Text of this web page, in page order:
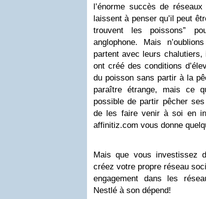
l’énorme succès de
laissent à penser qu’il peut
trouvent les poissons”
anglophone. Mais
partent avec leurs
ont créé des conditions
du poisson sans partir à la
paraître étrange, mais ce
possible de partir pêcher
de les faire venir à soi en
affinitiz.com vous donne
Mais que vous investissez
créez votre propre réseau
engagement dans les
Nestlé à son dépend!